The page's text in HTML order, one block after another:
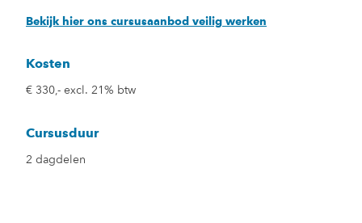
Bekijk hier ons cursusaanbod veilig werken
Kosten
€ 330,- excl. 21% btw
Cursusduur
2 dagdelen